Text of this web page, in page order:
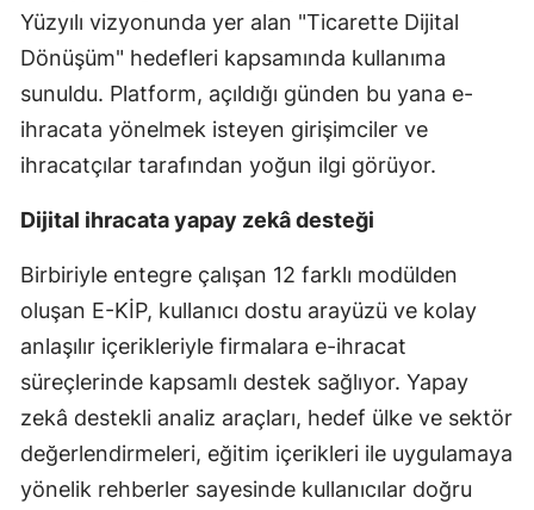
Yüzyılı vizyonunda yer alan "Ticarette Dijital
Dönüşüm" hedefleri kapsamında kullanıma
sunuldu. Platform, açıldığı günden bu yana e-
ihracata yönelmek isteyen girişimciler ve
ihracatçılar tarafından yoğun ilgi görüyor.
Dijital ihracata yapay zekâ desteği
Birbiriyle entegre çalışan 12 farklı modülden
oluşan E-KİP, kullanıcı dostu arayüzü ve kolay
anlaşılır içerikleriyle firmalara e-ihracat
süreçlerinde kapsamlı destek sağlıyor. Yapay
zekâ destekli analiz araçları, hedef ülke ve sektör
değerlendirmeleri, eğitim içerikleri ile uygulamaya
yönelik rehberler sayesinde kullanıcılar doğru